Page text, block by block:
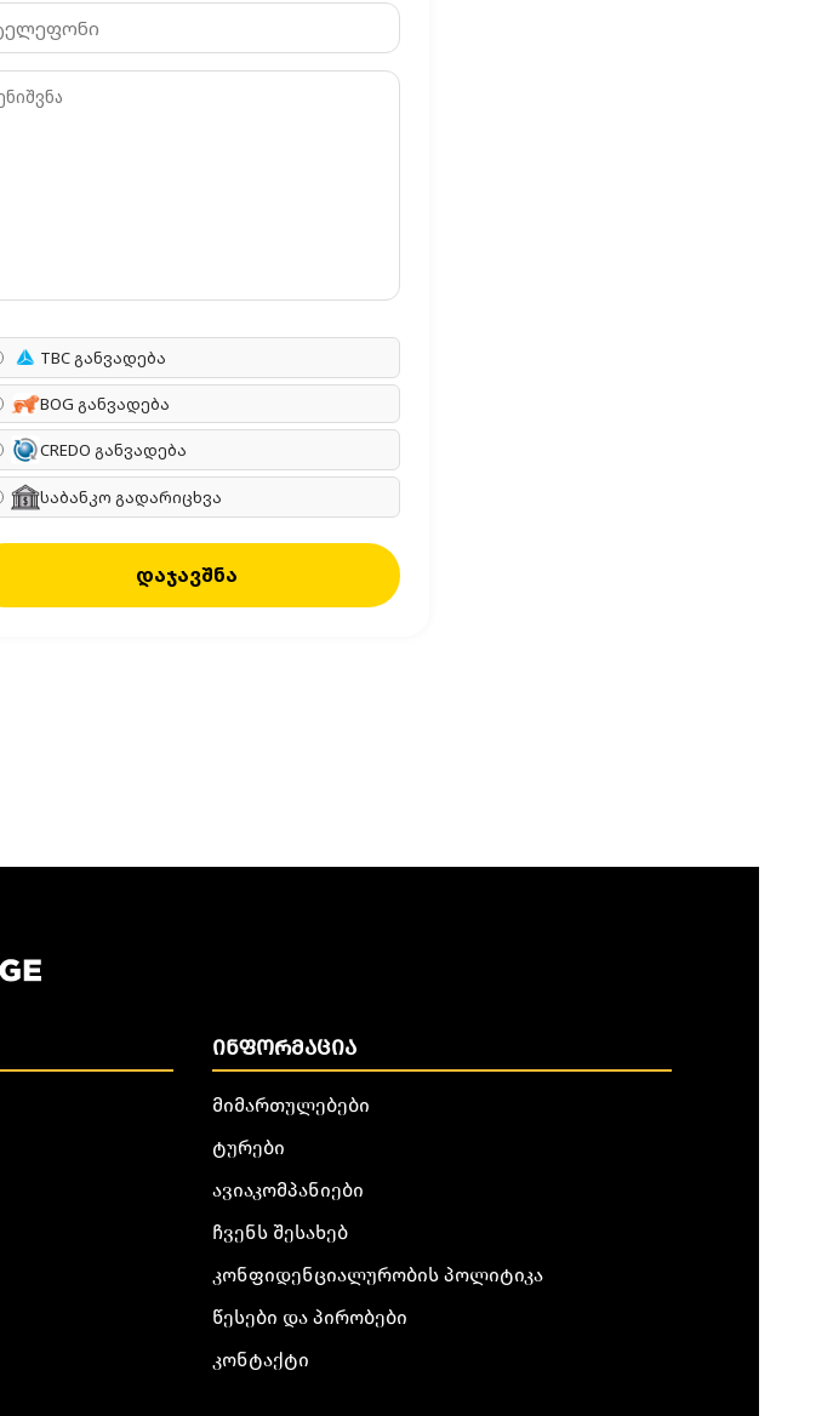
TBC განვადება
BOG განვადება
CREDO განვადება
საბანკო გადარიცხვა
დაჯავშნა
ᲘᲜᲤᲝᲠᲛᲐᲪᲘᲐ
მიმართულებები
ტურები
ავიაკომპანიები
ჩვენს შესახებ
კონფიდენციალურობის პოლიტიკა
წესები და პირობები
კონტაქტი